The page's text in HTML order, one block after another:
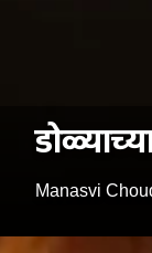
Manasvi